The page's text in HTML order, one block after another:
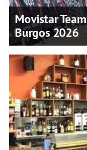
Movistar
Burgos 2026